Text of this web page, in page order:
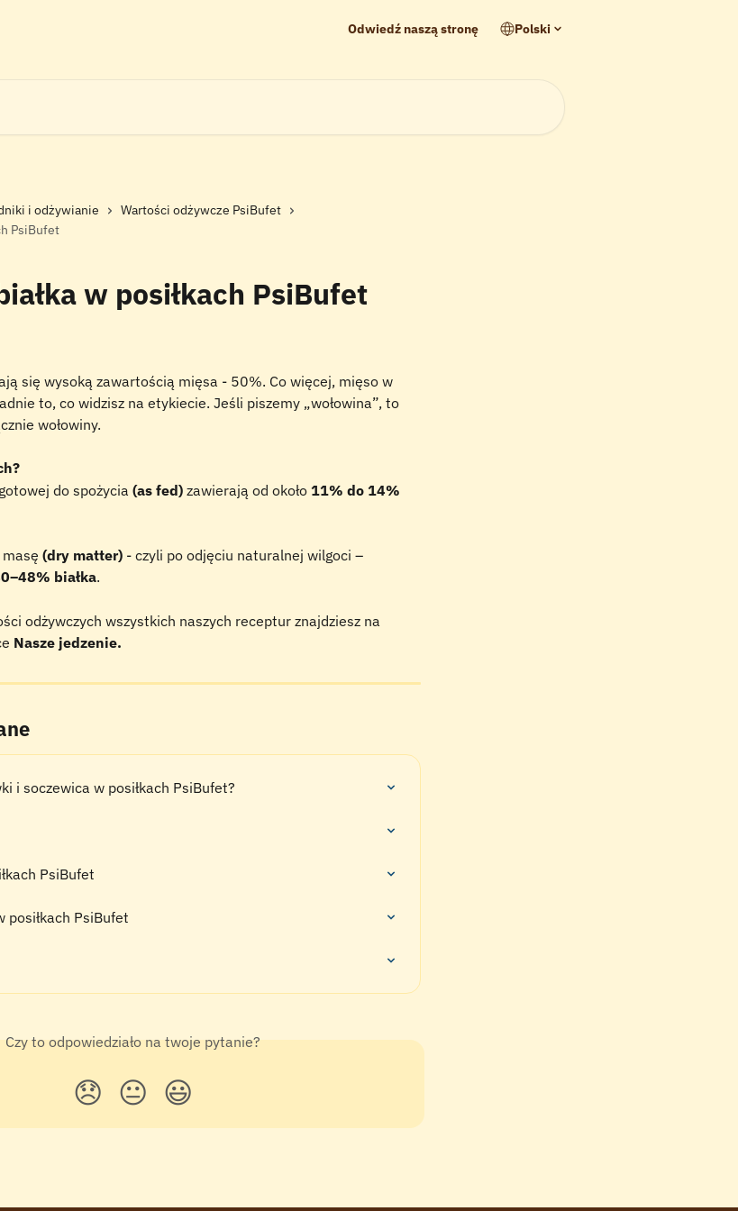
Odwiedź naszą stronę Polski
i odżywianie
Wartości odżywcze PsiBufet
PsiBufet
w posiłkach PsiBufet
się wysoką zawartością mięsa - 50%. Co więcej, mięso w
to, co widzisz na etykiecie. Jeśli piszemy „wołowina”, to
wołowiny.
do spożycia (as fed) zawierają od około 11% do 14%
(dry matter) - czyli po odjęciu naturalnej wilgoci –
białka.
odżywczych wszystkich naszych receptur znajdziesz na
Nasze jedzenie.
i soczewica w posiłkach PsiBufet?
PsiBufet
posiłkach PsiBufet
Czy to odpowiedziało na twoje pytanie?
😞 😐 😃